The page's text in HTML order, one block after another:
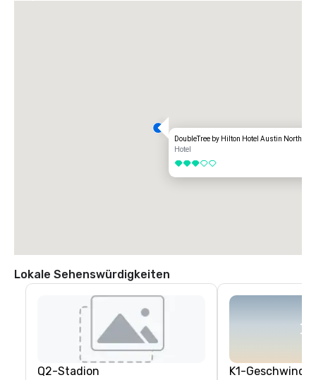
DoubleTree by Hilton Hotel Austin
Hotel
3 von 5
Lokale Sehenswürdigkeiten
Q2-Stadion K1-